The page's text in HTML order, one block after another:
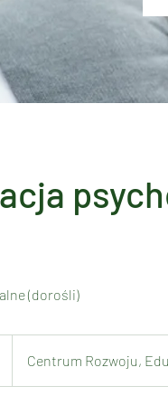
(dorośli)
Centrum Rozwoju,